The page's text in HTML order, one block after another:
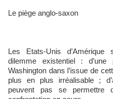
Le piège anglo-saxon
Les Etats-Unis
dilemme existentiel :
Washington dans l’issue de
plus en plus irréalisable ;
peuvent pas se